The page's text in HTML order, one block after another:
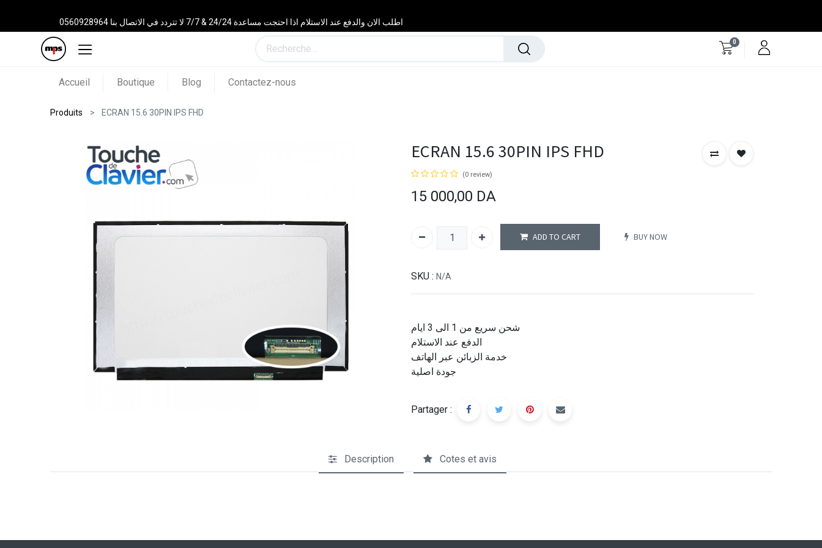
اطلب الان والدفع عند الاستلام اذا احتجت مساعدة 24/24 & 7/7 لا تتردد في الاتصال بنا 0560928964
0
Accueil Boutique Blog Contactez-nous
Produits ECRAN 15.6 30PIN IPS FHD
ECRAN 15.6 30PIN IPS FHD
(0 review)
15 000,00 DA
ADD TO CART BUY NOW
SKU : N/A
شحن سريع من 1 الى 3 ايام
الدفع عند الاستلام
خدمة الزبائن عبر الهاتف
جودة اصلية
Partager :
Description Cotes et avis